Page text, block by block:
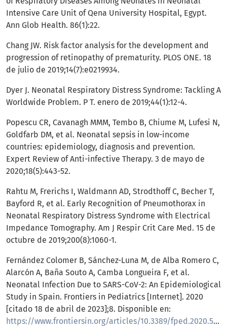
Intensive Care Unit of Qena University Hospital, Egypt.
Ann Glob Health. 86(1):22.
Chang JW. Risk factor analysis for the development and
progression of retinopathy of prematurity. PLOS ONE. 18
de julio de 2019;14(7):e0219934.
Dyer J. Neonatal Respiratory Distress Syndrome: Tackling A
Worldwide Problem. P T. enero de 2019;44(1):12-4.
Popescu CR, Cavanagh MMM, Tembo B, Chiume M, Lufesi N,
Goldfarb DM, et al. Neonatal sepsis in low-income
countries: epidemiology, diagnosis and prevention.
Expert Review of Anti-infective Therapy. 3 de mayo de
2020;18(5):443-52.
Rahtu M, Frerichs I, Waldmann AD, Strodthoff C, Becher T,
Bayford R, et al. Early Recognition of Pneumothorax in
Neonatal Respiratory Distress Syndrome with Electrical
Impedance Tomography. Am J Respir Crit Care Med. 15 de
octubre de 2019;200(8):1060-1.
Fernández Colomer B, Sánchez-Luna M, de Alba Romero C,
Alarcón A, Baña Souto A, Camba Longueira F, et al.
Neonatal Infection Due to SARS-CoV-2: An Epidemiological
Study in Spain. Frontiers in Pediatrics [Internet]. 2020
[citado 18 de abril de 2023];8. Disponible en:
https://www.frontiersin.org/articles/10.3389/fped.2020.580584